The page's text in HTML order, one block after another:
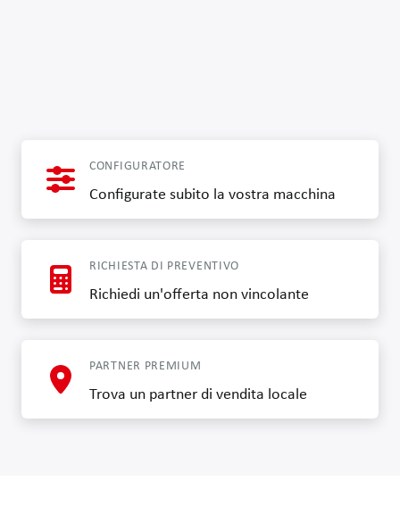
CONFIGURATORE
Configurate subito la vostra macchina
RICHIESTA DI PREVENTIVO
Richiedi un'offerta non vincolante
PARTNER PREMIUM
Trova un partner di vendita locale